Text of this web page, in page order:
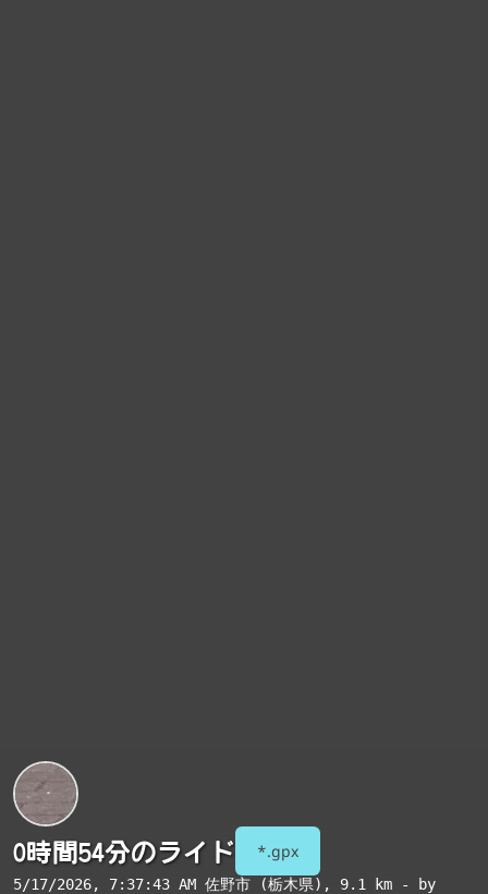
0時間54分のライド *.gpx
5/17/2026, 7:37:43 AM 佐野市 (栃木県) , 9.1 km - by